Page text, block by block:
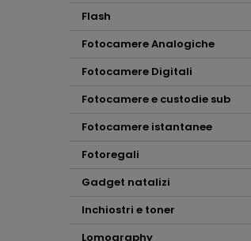
Flash
Fotocamere Analogiche
Fotocamere Digitali
Fotocamere e custodie sub
Fotocamere istantanee
Fotoregali
Gadget natalizi
Inchiostri e toner
Lomography